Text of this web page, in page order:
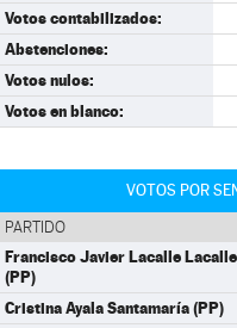
Votos contabilizados:
Abstenciones:
Votos nulos:
Votos en blanco:
VOTOS POR
PARTIDO
Francisco Javier Lacalle Lacalle
(PP)
Cristina Ayala Santamaría (PP)